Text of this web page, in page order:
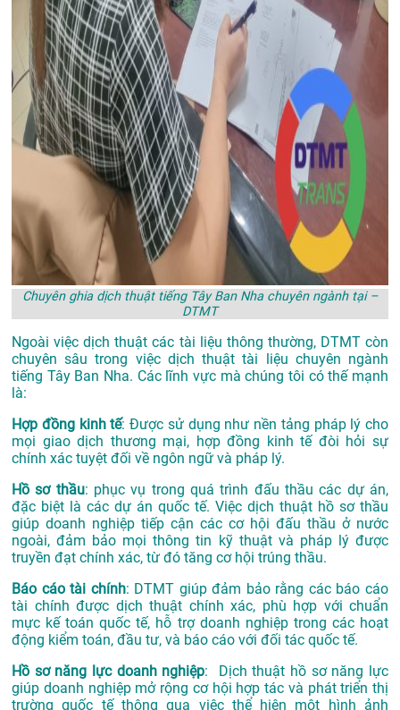
Chuyên ghia dịch thuật tiếng Tây Ban Nha chuyên ngành tại –
DTMT
Ngoài việc dịch thuật các tài liệu thông thường, DTMT còn
chuyên sâu trong việc dịch thuật tài liệu chuyên ngành
tiếng Tây Ban Nha. Các lĩnh vực mà chúng tôi có thế mạnh
là:
Hợp đồng kinh tế: Được sử dụng như nền tảng pháp lý cho
mọi giao dịch thương mại, hợp đồng kinh tế đòi hỏi sự
chính xác tuyệt đối về ngôn ngữ và pháp lý.
Hồ sơ thầu: phục vụ trong quá trình đấu thầu các dự án,
đặc biệt là các dự án quốc tế. Việc dịch thuật hồ sơ thầu
giúp doanh nghiệp tiếp cận các cơ hội đấu thầu ở nước
ngoài, đảm bảo mọi thông tin kỹ thuật và pháp lý được
truyền đạt chính xác, từ đó tăng cơ hội trúng thầu.
Báo cáo tài chính: DTMT giúp đảm bảo rằng các báo cáo
tài chính được dịch thuật chính xác, phù hợp với chuẩn
mực kế toán quốc tế, hỗ trợ doanh nghiệp trong các hoạt
động kiểm toán, đầu tư, và báo cáo với đối tác quốc tế.
Hồ sơ năng lực doanh nghiệp: Dịch thuật hồ sơ năng lực
giúp doanh nghiệp mở rộng cơ hội hợp tác và phát triển thị
trường quốc tế thông qua việc thể hiện một hình ảnh